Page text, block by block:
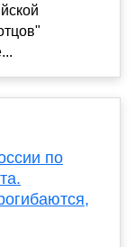
по